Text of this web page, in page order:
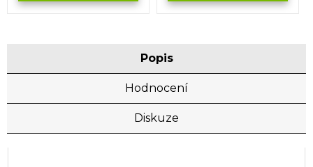
Popis
Hodnocení
Diskuze